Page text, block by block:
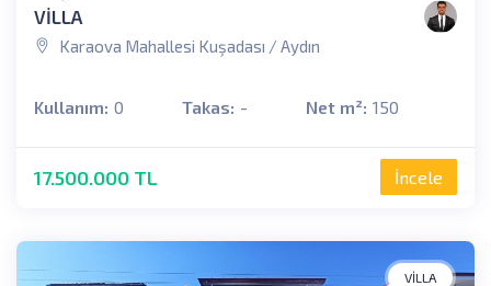
VİLLA
Karaova Mahallesi Kuşadası / Aydın
Kullanım: 0 Takas: - Net m²: 150
17.500.000 TL İncele
VILLA